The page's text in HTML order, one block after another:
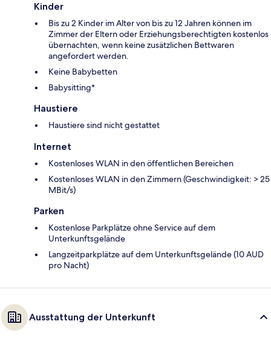
Kinder
Bis zu 2 Kinder im Alter von bis zu 12 Jahren können im
Zimmer der Eltern oder Erziehungsberechtigten kostenlos
übernachten, wenn keine zusätzlichen Bettwaren
angefordert werden.
Keine Babybetten
Babysitting*
Haustiere
Haustiere sind nicht gestattet
Internet
Kostenloses WLAN in den öffentlichen Bereichen
Kostenloses WLAN in den Zimmern (Geschwindigkeit: > 25
MBit/s)
Parken
Kostenlose Parkplätze ohne Service auf dem
Unterkunftsgelände
Langzeitparkplätze auf dem Unterkunftsgelände (10 AUD
pro Nacht)
Ausstattung der Unterkunft